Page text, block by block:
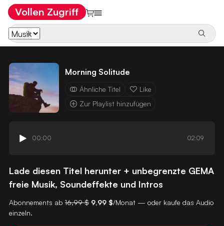
Vollen Zugriff
Morning Solitude
Ähnliche Titel
Like
Zur Playlist hinzufügen
00:00 02:09
Lade diesen Titel herunter + unbegrenzte GEMA
freie Musik, Soundeffekte und Intros
Abonnements ab 16,99 $ 9,99 $/Monat — oder kaufe das Audio
einzeln.